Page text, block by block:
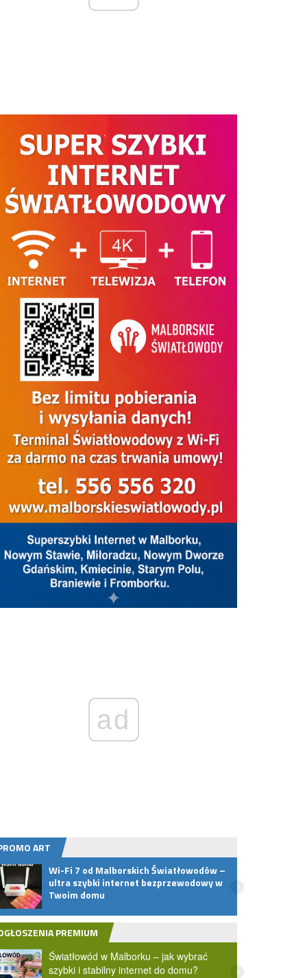
ad
ART
Wi-Fi 7 od Malborskich Światłowodów –
ultra szybki internet bezprzewodowy w
Twoim domu
PREMIUM
Światłowód w Malborku – jak wybrać
szybki i stabilny internet do domu?